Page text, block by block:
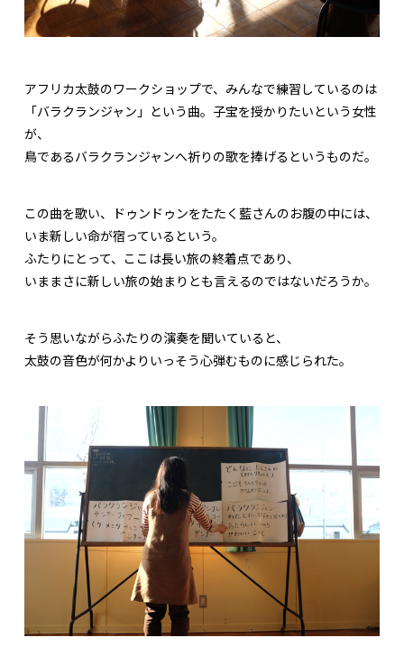
アフリカ太鼓のワークショップで、みんなで練習しているのは
「バラクランジャン」という曲。子宝を授かりたいという女性
が、
鳥であるバラクランジャンへ祈りの歌を捧げるというものだ。
この曲を歌い、ドゥンドゥンをたたく藍さんのお腹の中には、
いま新しい命が宿っているという。
ふたりにとって、ここは長い旅の終着点であり、
いままさに新しい旅の始まりとも言えるのではないだろうか。
そう思いながらふたりの演奏を聞いていると、
太鼓の音色が何かよりいっそう心弾むものに感じられた。